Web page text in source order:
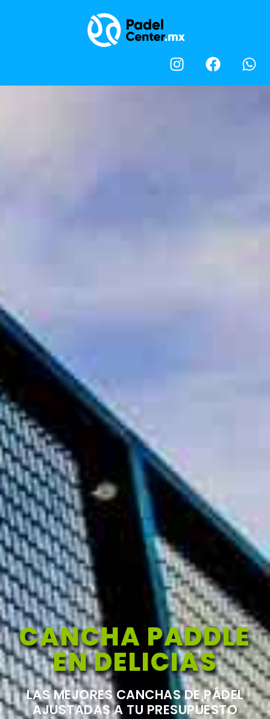
CANCHA PADDLE
EN DELICIAS
LAS MEJORES CANCHAS DE PÁDEL
AJUSTADAS A TU PRESUPUESTO